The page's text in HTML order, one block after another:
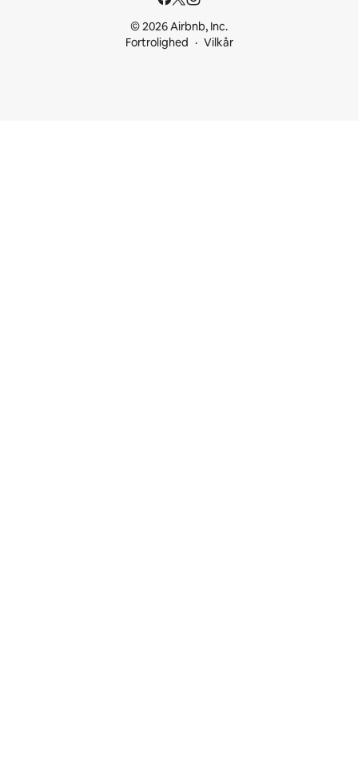
© 2026 Airbnb, Inc.
Fortrolighed
Vilkår